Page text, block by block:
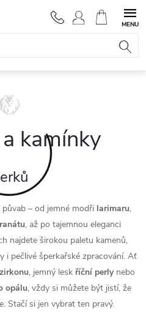
NÁKUPNÍ
KOŠÍK
kamínky
– od jemné modři larimaru,
, až po tajemnou eleganci
najdete širokou paletu kamenů,
i pečlivé šperkařské zpracování. Ať
zirkonu, jemný lesk říční perlynebo
opálu, vždy si můžete být jistí, že
Stačí si jen vybrat ten pravý.